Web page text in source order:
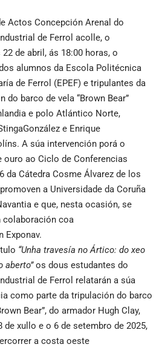
Actos Concepción Arenal do
de Ferrol acolle, o
de abril, ás 18:00 horas, o
alumnos da Escola Politécnica
de Ferrol (EPEF) e tripulantes da
do barco de vela “Brown Bear”
e polo Atlántico Norte,
e Enrique
A súa intervención porá o
ouro ao Ciclo de Conferencias
da Cátedra Cosme Álvarez de los
a Universidade da Coruña
e que, nesta ocasión, se
colaboración coa
Exponav.
“Unha travesía no Ártico: do xeo
aberto”os dous estudantes do
de Ferrol relatarán a súa
como parte da tripulación do barco
Bear”, do armador Hugh Clay,
de xullo e o 6 de setembro de 2025,
a costa oeste